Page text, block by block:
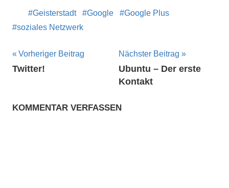
Geisterstadt Google
Google Plus
soziales Netzwerk
Beitragsnavigation
Vorheriger Beitrag
Twitter!
Nächster Beitrag
Ubuntu – Der erste
Kontakt
KOMMENTAR VERFASSEN